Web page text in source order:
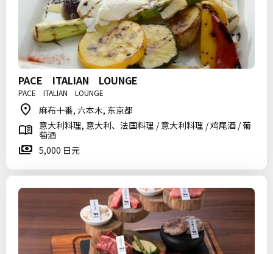
PACE ITALIAN LOUNGE
PACE ITALIAN LOUNGE
麻布十番, 六本木, 东京都
意大利料理, 意大利、法国料理 / 意大利料理 / 鸡尾酒 / 葡
萄酒
5,000 日元